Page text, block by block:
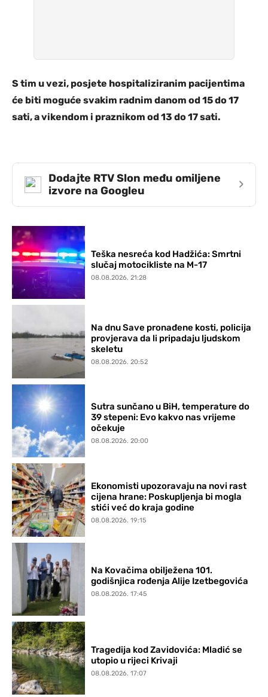
S tim u vezi, posjete hospitaliziranim pacijentima
će biti moguće svakim radnim danom od 15 do 17
sati, a vikendom i praznikom od 13 do 17 sati.
Dodajte RTV Slon među omiljene
izvore na Googleu
›
Teška nesreća kod Hadžića: Smrtni
slučaj motocikliste na M-17
08.08.2026. 21:28
Na dnu Save pronađene kosti, policija
provjerava da li pripadaju ljudskom
skeletu
08.08.2026. 20:52
Sutra sunčano u BiH, temperature do
39 stepeni: Evo kakvo nas vrijeme
očekuje
08.08.2026. 20:00
Ekonomisti upozoravaju na novi rast
cijena hrane: Poskupljenja bi mogla
stići već do kraja godine
08.08.2026. 19:15
Na Kovačima obilježena 101.
godišnjica rođenja Alije Izetbegovića
08.08.2026. 17:45
Tragedija kod Zavidovića: Mladić se
utopio u rijeci Krivaji
08.08.2026. 17:07